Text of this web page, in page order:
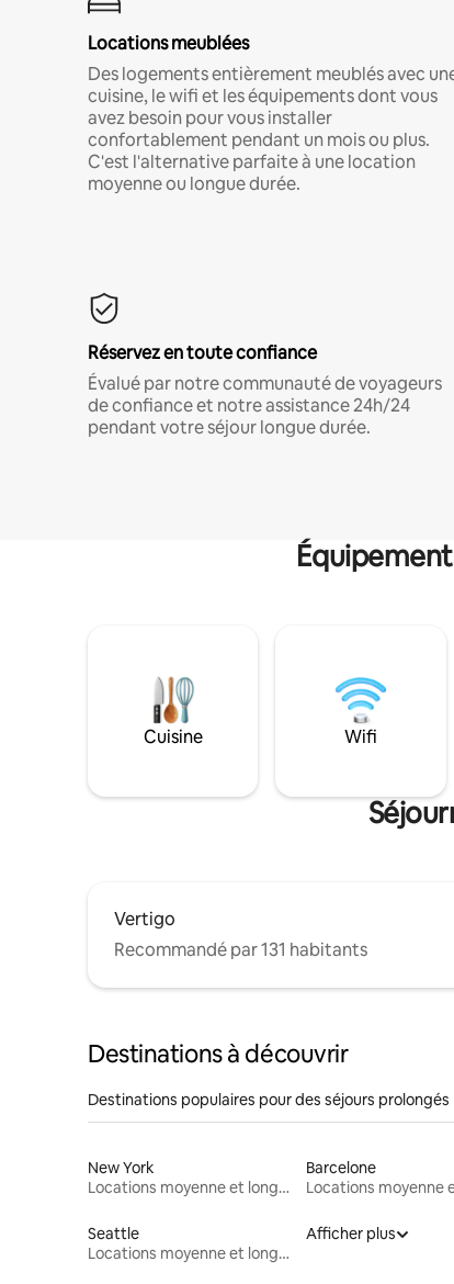
Locations meublées
Des logements entièrement meublés avec
cuisine, le wifi et les équipements dont vous
avez besoin pour vous installer
confortablement pendant un mois ou plus.
C'est l'alternative parfaite à une location
moyenne ou longue durée.
Réservez en toute confiance
Évalué par notre communauté de voyageurs
de confiance et notre assistance 24h/24
pendant votre séjour longue durée.
Cuisine Wifi
Vertigo
Recommandé par 131 habitants
Destinations à découvrir
Destinations populaires pour des séjours prolongés
New York
Locations moyenne et longue durée
Barcelone
Seattle
Locations moyenne et longue durée
Afficher plus